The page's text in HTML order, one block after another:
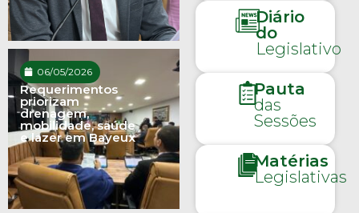
06/05/2026
Requerimentos
priorizam
drenagem,
mobilidade, saúde
e lazer em Bayeux
Diário
do
Legislativo
Pauta
das
Sessões
Matérias
Legislativas